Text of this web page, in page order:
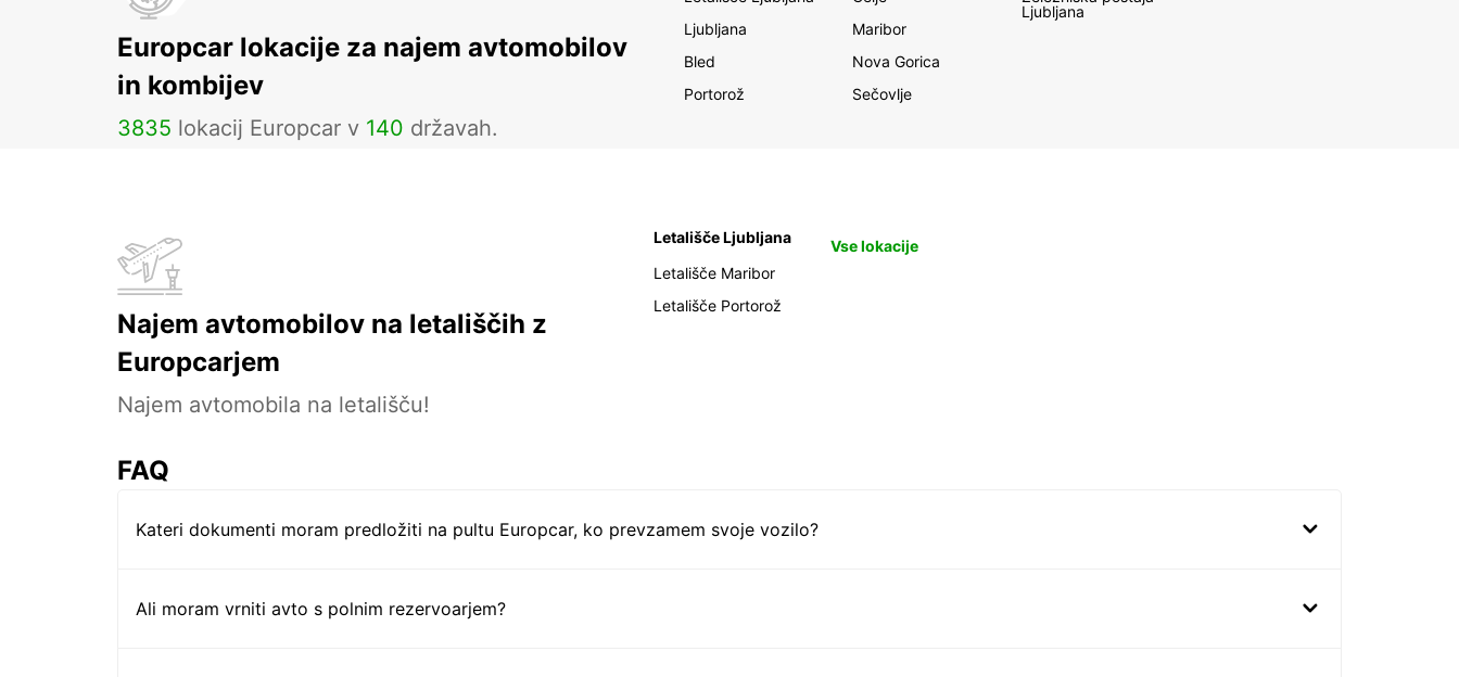
Europcar lokacije za najem avtomobilov
in kombijev
3835 lokacij Europcar v 140 državah.
Ljubljana
Bled
Portorož
Maribor
Nova Gorica
Sečovlje
Ljubljana
Najem avtomobilov na letališčih z
Europcarjem
Najem avtomobila na letališču!
Letališče Ljubljana
Letališče Maribor
Letališče Portorož
Vse lokacije
FAQ
Kateri dokumenti moram predložiti na pultu Europcar, ko prevzamem svoje vozilo?
Ali moram vrniti avto s polnim rezervoarjem?